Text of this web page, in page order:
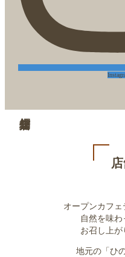
オープンカフェ
自然を味
お召し上が
地元の「ひ